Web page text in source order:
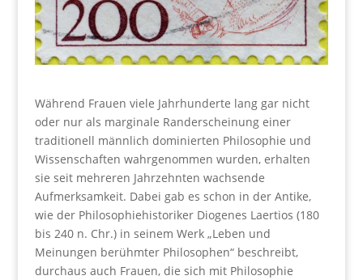
Während Frauen viele Jahrhunderte lang gar nicht
oder nur als marginale Randerscheinung einer
traditionell männlich dominierten Philosophie und
Wissenschaften wahrgenommen wurden, erhalten
sie seit mehreren Jahrzehnten wachsende
Aufmerksamkeit. Dabei gab es schon in der Antike,
wie der Philosophiehistoriker Diogenes Laertios (180
bis 240 n. Chr.) in seinem Werk „Leben und
Meinungen berühmter Philosophen“ beschreibt,
durchaus auch Frauen, die sich mit Philosophie